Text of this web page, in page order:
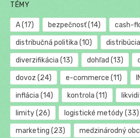
TÉMY
A(17) bezpečnosť(14) cash-
distribučná politika (10) distribúcia
diverzifikácia (13) dohľad (13)
dovoz (24) e-commerce (11)
inflácia (14) kontrola (11)
limity(26) logistické metódy(33)
marketing (23) medzinárodný